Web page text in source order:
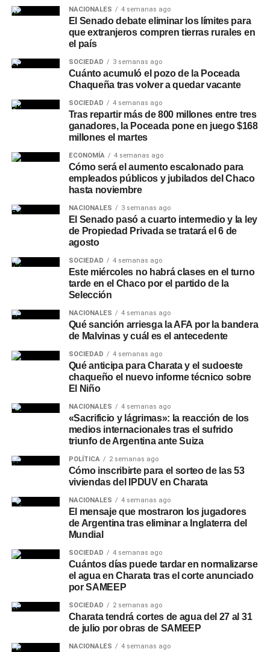
Quiénes participaron del
encuentro
De la reunión participaron el intendente de Charata,
Rubén Rach ; la jueza de Faltas Provincial, Eliana López
Piccilli; la jueza de Faltas Municipal, Gimena Vázquez; el
director de Zona Interior Charata, Antonio Rudaz; el
secretario de Tránsito, Carlos Aoad; el jefe del 911, Juan
Antonio Cabrera; el representante de Policía Caminera,
Mario Sosa, y el presidente del Concejo Municipal,
Alejandro Barcala.
noticias de CharataenCharataChaco.Net.
NACIONALES 4 semanas ago
El Senado debate eliminar los límites para
que extranjeros compren tierras rurales en
el país
SOCIEDAD 3 semanas ago
Cuánto acumuló el pozo de la Poceada
Chaqueña tras volver a quedar vacante
SOCIEDAD 4 semanas ago
Tras repartir más de 800 millones entre tres
ganadores, la Poceada pone en juego $168
millones el martes
ECONOMÍA 4 semanas ago
Cómo será el aumento escalonado para
empleados públicos y jubilados del Chaco
hasta noviembre
NACIONALES 3 semanas ago
El Senado pasó a cuarto intermedio y la ley
de Propiedad Privada se tratará el 6 de
agosto
SOCIEDAD 4 semanas ago
Este miércoles no habrá clases en el turno
tarde en el Chaco por el partido de la
Selección
NACIONALES 4 semanas ago
Qué sanción arriesga la AFA por la bandera
de Malvinas y cuál es el antecedente
SOCIEDAD 4 semanas ago
Qué anticipa para Charata y el sudoeste
chaqueño el nuevo informe técnico sobre
El Niño
NACIONALES 4 semanas ago
«Sacrificio y lágrimas»: la reacción de los
medios internacionales tras el sufrido
triunfo de Argentina ante Suiza
POLÍTICA 2 semanas ago
Cómo inscribirte para el sorteo de las 53
viviendas del IPDUV en Charata
NACIONALES 4 semanas ago
El mensaje que mostraron los jugadores
de Argentina tras eliminar a Inglaterra del
Mundial
SOCIEDAD 4 semanas ago
Cuántos días puede tardar en normalizarse
el agua en Charata tras el corte anunciado
por SAMEEP
SOCIEDAD 2 semanas ago
Charata tendrá cortes de agua del 27 al 31
de julio por obras de SAMEEP
NACIONALES 4 semanas ago